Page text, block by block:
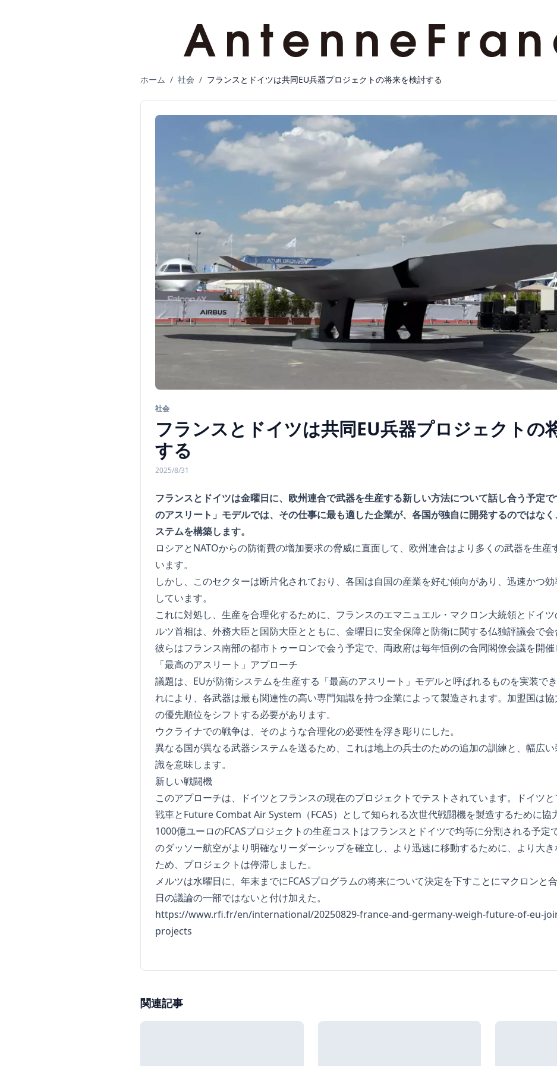
ホーム / 社会 / フランスとドイツは共同EU兵器プロジェクトの将来を検討する
社会
フランスとドイツは共同EU兵器プロジェクトの
する
2025/8/31
フランスとドイツは金曜日に、欧州連合で武器を生産する新しい方法について話し合う予定
のアスリート」モデルでは、その仕事に最も適した企業が、各国が独自に開発するのではな
ステムを構築します。
ロシアとNATOからの防衛費の増加要求の脅威に直面して、欧州連合はより多くの武器を生産
います。
しかし、このセクターは断片化されており、各国は自国の産業を好む傾向があり、迅速かつ
しています。
これに対処し、生産を合理化するために、フランスのエマニュエル・マクロン大統領とドイ
ルツ首相は、外務大臣と国防大臣とともに、金曜日に安全保障と防衛に関する仏独評議会で会
彼らはフランス南部の都市トゥーロンで会う予定で、両政府は毎年恒例の合同閣僚会議を開催
「最高のアスリート」アプローチ
議題は、EUが防衛システムを生産する「最高のアスリート」モデルと呼ばれるものを実装で
れにより、各武器は最も関連性の高い専門知識を持つ企業によって製造されます。加盟国は
の優先順位をシフトする必要があります。
ウクライナでの戦争は、そのような合理化の必要性を浮き彫りにした。
異なる国が異なる武器システムを送るため、これは地上の兵士のための追加の訓練と、幅広
識を意味します。
新しい戦闘機
このアプローチは、ドイツとフランスの現在のプロジェクトでテストされています。ドイツ
戦車とFuture Combat Air System（FCAS）として知られる次世代戦闘機を製造するために協
1000億ユーロのFCASプロジェクトの生産コストはフランスとドイツで均等に分割される予定
のダッソー航空がより明確なリーダーシップを確立し、より迅速に移動するために、より大
ため、プロジェクトは停滞しました。
メルツは水曜日に、年末までにFCASプログラムの将来について決定を下すことにマクロンと
日の議論の一部ではないと付け加えた。
https://www.rfi.fr/en/international/20250829-france-and-germany-weigh-future-of-eu-
projects
関連記事